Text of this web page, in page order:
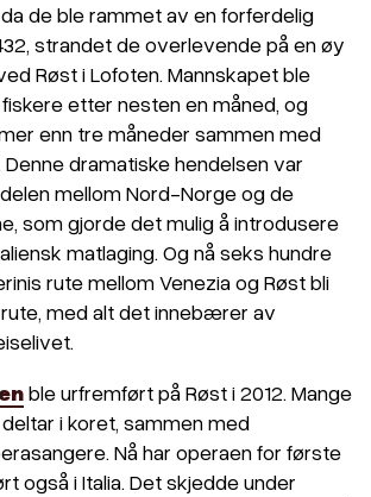
de ble rammet av en forferdelig
strandet de overlevende på en øy
Røst i Lofoten. Mannskapet ble
etter nesten en måned, og
enn tre måneder sammen med
dramatiske hendelsen var
mellom Nord-Norge og de
som gjorde det mulig å introdusere
matlaging. Og nå seks hundre
rute mellom Venezia og Røst bli
med alt det innebærer av
nble urfremført på Røst i 2012. Mange
i koret, sammen med
Nå har operaen for første
også i Italia. Det skjedde under